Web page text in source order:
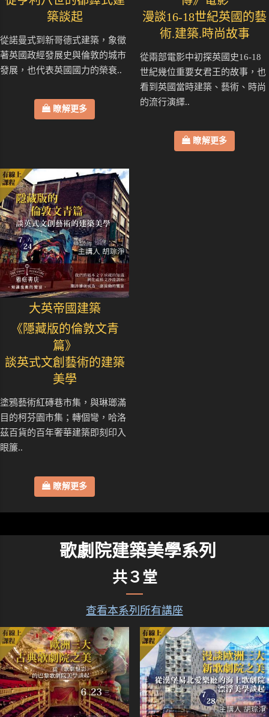
築談起
從諾曼式到新哥德式建築，象徵
著英國政經發展史與倫敦的城市
發展，也代表英國國力的榮衰..
瞭解更多
漫談16-18世紀英國的藝
術.建築.時尚故事
從兩部電影中初探英國史16-18
世紀幾位重要女君王的故事，也
看到英國當時建築、藝術、時尚
的流行演繹..
瞭解更多
大英帝國建築
《隱藏版的倫敦文青
篇》
談英式文創藝術的建築
美學
塗鴉藝術紅磚巷市集，與琳瑯滿
目的柯芬園市集；轉個彎，哈洛
茲百貨的百年奢華建築即刻印入
眼簾..
瞭解更多
歌劇院建築美學系列
共３堂
查看本系列所有講座